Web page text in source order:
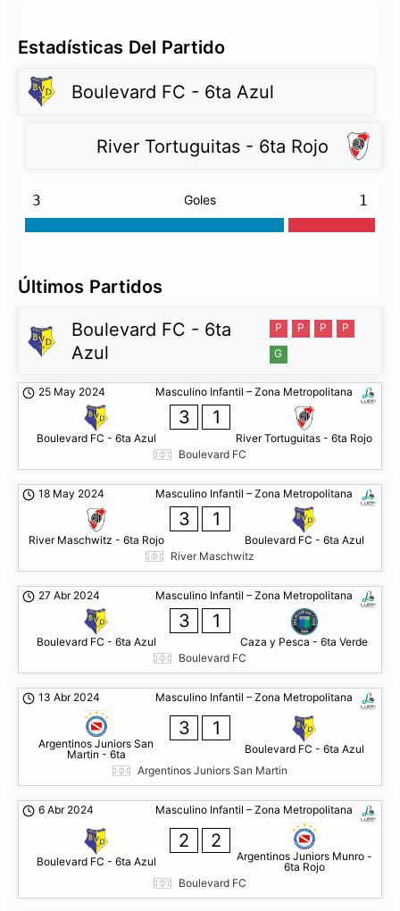
Estadísticas Del Partido
Boulevard FC - 6ta Azul
River Tortuguitas - 6ta Rojo
3 Goles 1
Últimos Partidos
Boulevard FC - 6ta
Azul
P P P
P
G
Masculino Infantil – Zona Metropolitana
25 May 2024
Boulevard FC - 6ta Azul
3 1
River Tortuguitas - 6ta Rojo
Boulevard FC
Masculino Infantil – Zona Metropolitana
18 May 2024
River Maschwitz - 6ta Rojo
3 1
Boulevard FC - 6ta Azul
River Maschwitz
Masculino Infantil – Zona Metropolitana
27 Abr 2024
Boulevard FC - 6ta Azul
3 1
Caza y Pesca - 6ta Verde
Boulevard FC
Masculino Infantil – Zona Metropolitana
13 Abr 2024
Argentinos Juniors San
Martin - 6ta
3 1
Boulevard FC - 6ta Azul
Argentinos Juniors San Martin
Masculino Infantil – Zona Metropolitana
6 Abr 2024
Boulevard FC - 6ta Azul
2 2
Argentinos Juniors Munro -
6ta Rojo
Boulevard FC